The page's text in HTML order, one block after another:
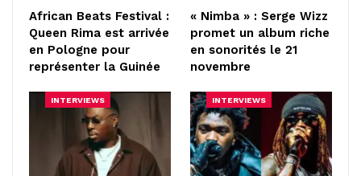
African Beats Festival :
Queen Rima est arrivée
en Pologne pour
représenter la Guinée
« Nimba » : Serge Wizz
promet un album riche
en sonorités le 21
novembre
INTERVIEWS INTERVIEWS